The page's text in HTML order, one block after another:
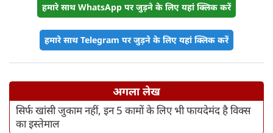
हमारे साथ WhatsApp पर जुड़ने के लिए यहां क्लिक करें
हमारे साथ Telegram पर जुड़ने के लिए यहां क्लिक करें
अगला लेख
सिर्फ खांसी जुकाम नहीं, इन 5 कामों के लिए भी फायदेमंद है विक्स
का इस्तेमाल